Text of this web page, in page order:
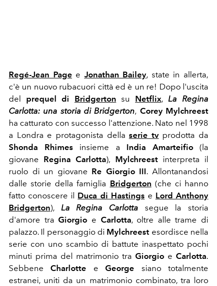
Regé-Jean Page e Jonathan Bailey, state in allerta,
c'è un nuovo rubacuori città ed è un re! Dopo l'uscita
del prequel di Bridgerton su Netflix, La Regina
Carlotta: una storia di Bridgerton, Corey Mylchreest
ha catturato con successo l'attenzione. Nato nel 1998
a Londra e protagonista dellaserie tv prodotta da
Shonda Rhimes insieme a India Amarteifio(la
giovane Regina Carlotta), Mylchreestinterpreta il
ruolo di un giovane Re Giorgio III. Allontanandosi
dalle storie della famiglia Bridgerton (che ci hanno
fatto conoscere il Duca di Hastings e Lord Anthony
Bridgerton), La Regina Carlotta segue la storia
d'amore traGiorgio e Carlotta, oltre alle trame di
palazzo. Il personaggio di Mylchreest esordisce nella
serie con uno scambio di battute inaspettato pochi
minuti prima del matrimonio tra Giorgio e Carlotta.
SebbeneCharlotte eGeorge siano totalmente
estranei, uniti da un matrimonio combinato, tra loro